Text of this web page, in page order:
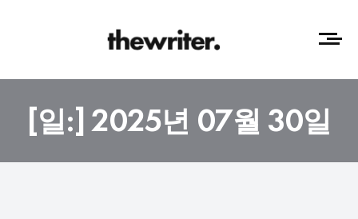
[일:]2025년 07월 30일